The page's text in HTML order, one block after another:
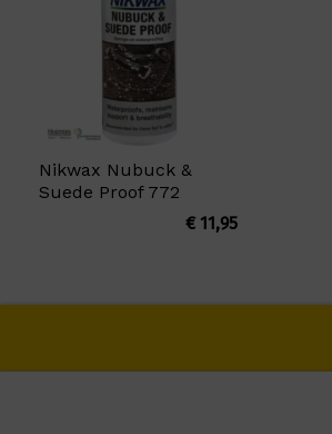
Nikwax Nubuck &
Suede Proof 772
€11,95